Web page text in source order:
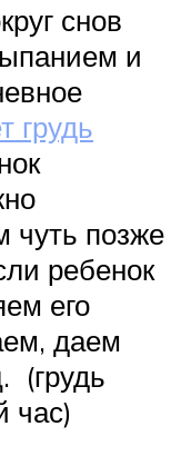
снов
и
грудь
чуть позже
ребенок
его
даем
(грудь
час)